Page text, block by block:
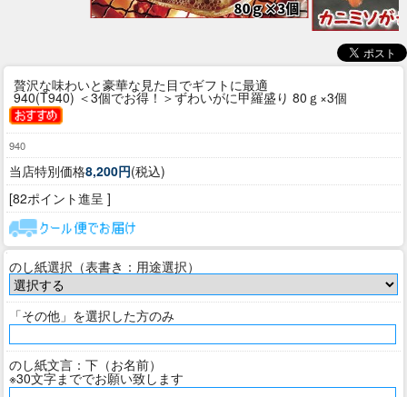
贅沢な味わいと豪華な見た目でギフトに最適
940(T940) ＜3個でお得！＞ずわいがに甲羅盛り 80ｇ×3個
940
当店特別価格8,200円(税込)
[82ポイント進呈 ]
のし紙選択（表書き：用途選択）
「その他」を選択した方のみ
のし紙文言：下（お名前）
※30文字まででお願い致します